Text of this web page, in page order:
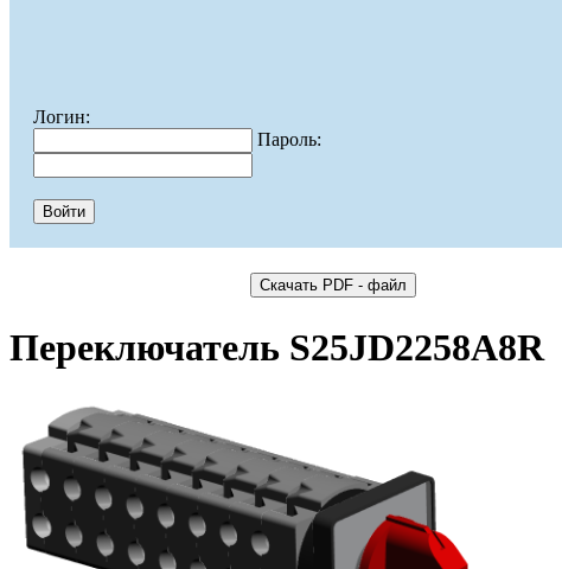
Логин:
Пароль:
Переключатель S25JD2258A8R